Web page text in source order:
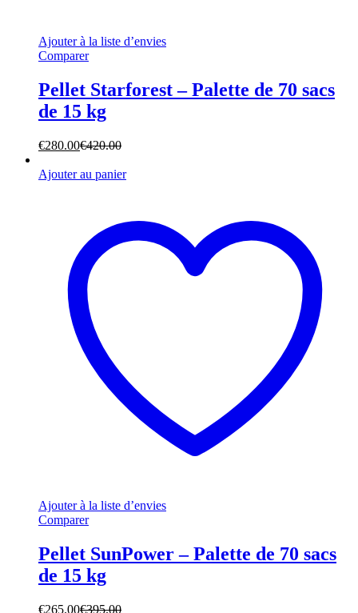
Ajouter à la liste d’envies
Comparer
Pellet Starforest – Palette de 70 sacs
de 15 kg
€280.00€420.00
Ajouter au panier
Ajouter à la liste d’envies
Comparer
Pellet SunPower – Palette de 70 sacs
de 15 kg
€265.00€395.00